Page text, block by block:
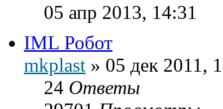
05 апр 2013, 14:31
IML Робот
mkplast » 05 дек 2011,
24 Ответы